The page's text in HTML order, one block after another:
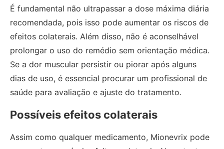
É fundamental não ultrapassar a dose máxima diária
recomendada, pois isso pode aumentar os riscos de
efeitos colaterais. Além disso, não é aconselhável
prolongar o uso do remédio sem orientação médica.
Se a dor muscular persistir ou piorar após alguns
dias de uso, é essencial procurar um profissional de
saúde para avaliação e ajuste do tratamento.
Possíveis efeitos colaterais
Assim como qualquer medicamento, Mionevrix pode